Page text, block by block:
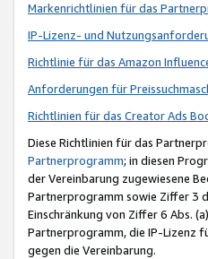
Markenrichtlinien für das
IP-Lizenz- und
Richtlinie für das Amazon
Anforderungen für
Richtlinien für das Creator Ads
Diese Richtlinien für das
Partnerprogramm; in diesen
der Vereinbarung zugewiesene
Partnerprogramm sowie Ziffer 3
Einschränkung von Ziffer 6 Abs.
Partnerprogramm, die IP-Lizenz
gegen die Vereinbarung.